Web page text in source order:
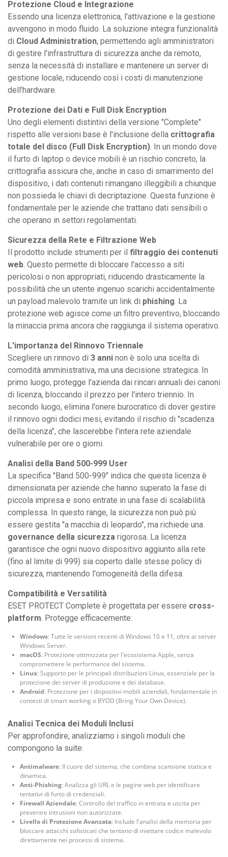
Protezione Cloud e Integrazione
Essendo una licenza elettronica, l'attivazione e la gestione
avvengono in modo fluido. La soluzione integra funzionalità
di Cloud Administration, permettendo agli amministratori
di gestire l'infrastruttura di sicurezza anche da remoto,
senza la necessità di installare e mantenere un server di
gestione locale, riducendo così i costi di manutenzione
dell'hardware.
Protezione dei Dati e Full Disk Encryption
Uno degli elementi distintivi della versione "Complete"
rispetto alle versioni base è l'inclusione della crittografia
totale del disco (Full Disk Encryption). In un mondo dove
il furto di laptop o device mobili è un rischio concreto, la
crittografia assicura che, anche in caso di smarrimento del
dispositivo, i dati contenuti rimangano illeggibili a chiunque
non possieda le chiavi di decriptazione. Questa funzione è
fondamentale per le aziende che trattano dati sensibili o
che operano in settori regolamentati.
Sicurezza della Rete e Filtrazione Web
Il prodotto include strumenti per il filtraggio dei contenuti
web. Questo permette di bloccare l'accesso a siti
pericolosi o non appropriati, riducendo drasticamente la
possibilità che un utente ingenuo scarichi accidentalmente
un payload malevolo tramite un link di phishing. La
protezione web agisce come un filtro preventivo, bloccando
la minaccia prima ancora che raggiunga il sistema operativo.
L'importanza del Rinnovo Triennale
Scegliere un rinnovo di 3 anni non è solo una scelta di
comodità amministrativa, ma una decisione strategica. In
primo luogo, protegge l'azienda dai rincari annuali dei canoni
di licenza, bloccando il prezzo per l'intero triennio. In
secondo luogo, elimina l'onere burocratico di dover gestire
il rinnovo ogni dodici mesi, evitando il rischio di "scadenza
della licenza", che lascerebbe l'intera rete aziendale
vulnerabile per ore o giorni.
Analisi della Band 500-999 User
La specifica "Band 500-999" indica che questa licenza è
dimensionata per aziende che hanno superato la fase di
piccola impresa e sono entrate in una fase di scalabilità
complessa. In questo range, la sicurezza non può più
essere gestita "a macchia di leopardo", ma richiede una
governance della sicurezza rigorosa. La licenza
garantisce che ogni nuovo dispositivo aggiunto alla rete
(fino al limite di 999) sia coperto dalle stesse policy di
sicurezza, mantenendo l'omogeneità della difesa.
Compatibilità e Versatilità
ESET PROTECT Complete è progettata per essere cross-
platform. Protegge efficacemente:
Windows: Tutte le versioni recenti di Windows 10 e 11, oltre ai server
Windows Server.
macOS: Protezione ottimizzata per l'ecosistema Apple, senza
compromettere le performance del sistema.
Linux: Supporto per le principali distribuzioni Linux, essenziale per la
protezione dei server di produzione e dei database.
Android: Protezione per i dispositivi mobili aziendali, fondamentale in
contesti di smart working o BYOD (Bring Your Own Device).
Analisi Tecnica dei Moduli Inclusi
Per approfondire, analizziamo i singoli moduli che
compongono la suite:
Antimalware: Il cuore del sistema, che combina scansione statica e
dinamica.
Anti-Phishing: Analizza gli URL e le pagine web per identificare
tentativi di furto di credenziali.
Firewall Aziendale: Controllo del traffico in entrata e uscita per
prevenire intrusioni non autorizzate.
Livello di Protezione Avanzata: Include l'analisi della memoria per
bloccare attacchi sofisticati che tentano di iniettare codice malevolo
direttamente nei processi di sistema.